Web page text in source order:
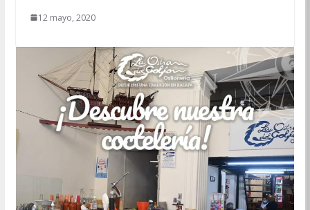
12 mayo, 2020